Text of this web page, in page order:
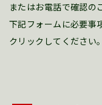
またはお電話で確認の
下記フォームに必要事
クリックしてください。